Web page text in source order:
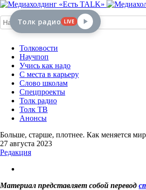
Толковости
Научпоп
Учись как надо
С места в карьеру
Слово школам
Спецпроекты
Толк радио
Толк ТВ
Анонсы
Больше, старше, плотнее. Как меняется
27 августа 2023
Редакция
Материал представляет собой перевод
Толк радио LIVE